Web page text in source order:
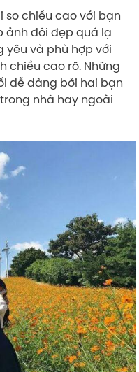
so chiều cao với bạn
ảnh đôi đẹp quá lạ
yêu và phù hợp với
chiều cao rõ. Những
dễ dàng bởi hai bạn
nhà hay ngoài